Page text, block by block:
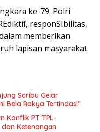
ke-79, Polri
responSIbilitas,
memberikan
lapisan masyarakat.
Saribu Gelar
Bela Rakya Tertindas!”
Konflik PT TPL-
Ketenangan